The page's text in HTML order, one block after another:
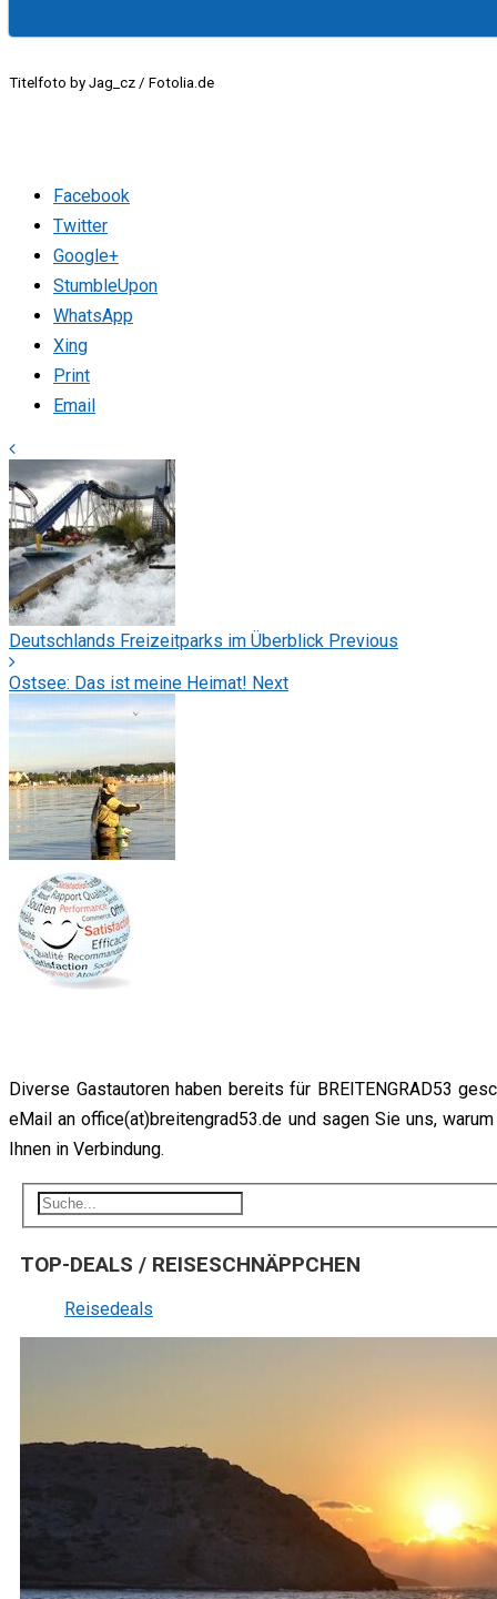
Titelfoto by Jag_cz / Fotolia.de
Facebook
Twitter
Google+
StumbleUpon
WhatsApp
Xing
Print
Email
Deutschlands Freizeitparks im Überblick Previous
Ostsee: Das ist meine Heimat! Next
Diverse Gastautoren haben bereits für BREITENGRAD53
eMail an office(at)breitengrad53.de und sagen Sie uns,
Ihnen in Verbindung.
TOP-DEALS / REISESCHNÄPPCHEN
Reisedeals